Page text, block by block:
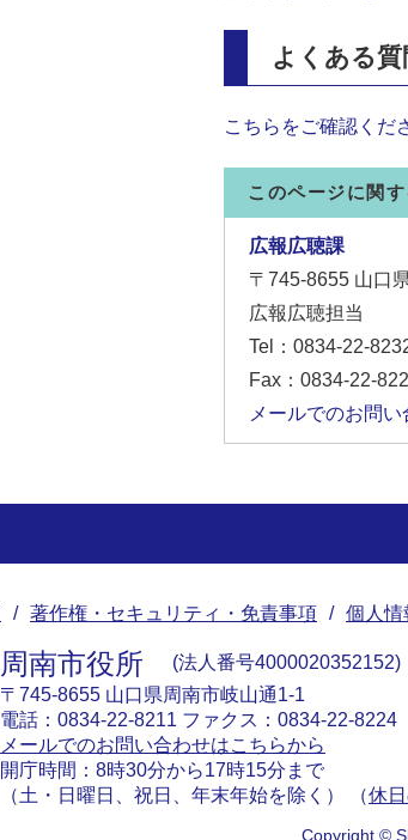
よくある質
こちらをご確認くだ
このページに関
広報広聴課
〒745-8655 山口
広報広聴担当
Tel：0834-22-
Fax：0834-22-
メールでのお問
著作権・セキュリティ・免責事項 個人情
周南市役所
法人番号4000020352152
〒745-8655 山口県周南市岐山通1-1
電話：0834-22-8211 ファクス：0834-22-8224
メールでのお問い合わせはこちらから
開庁時間：8時30分から17時15分まで
（土・日曜日、祝日、年末年始を除く） （休
Copyright ©